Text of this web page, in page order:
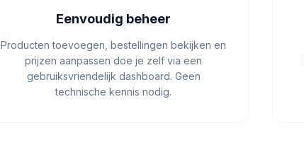
Eenvoudig beheer
Producten toevoegen, bestellingen bekijken en
prijzen aanpassen doe je zelf via een
gebruiksvriendelijk dashboard. Geen
technische kennis nodig.